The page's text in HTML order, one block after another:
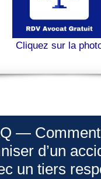
Cliquez sur la
—
d’un
un tiers